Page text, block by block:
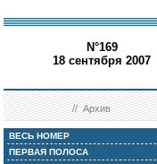
N°169
18 сентября 2007
//Архив
ВЕСЬ НОМЕР
ПЕРВАЯ ПОЛОСА